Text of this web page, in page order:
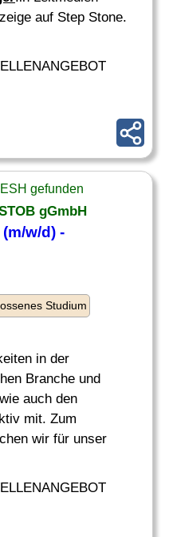
auf Step Stone.
gefunden
gGmbH
(m/w/d) -
Studium
in der
Branche und
auch den
mit. Zum
wir für unser